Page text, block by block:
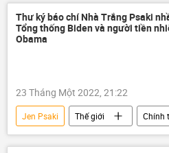
khí đốt
Thư ký báo chí Nhà Trắng Psaki
Tổng thống Biden và người tiền
Obama
23 Tháng Một 2022, 21:22
Jen Psaki Thế giới
Chính
Hoa Kỳ
Barack Obama